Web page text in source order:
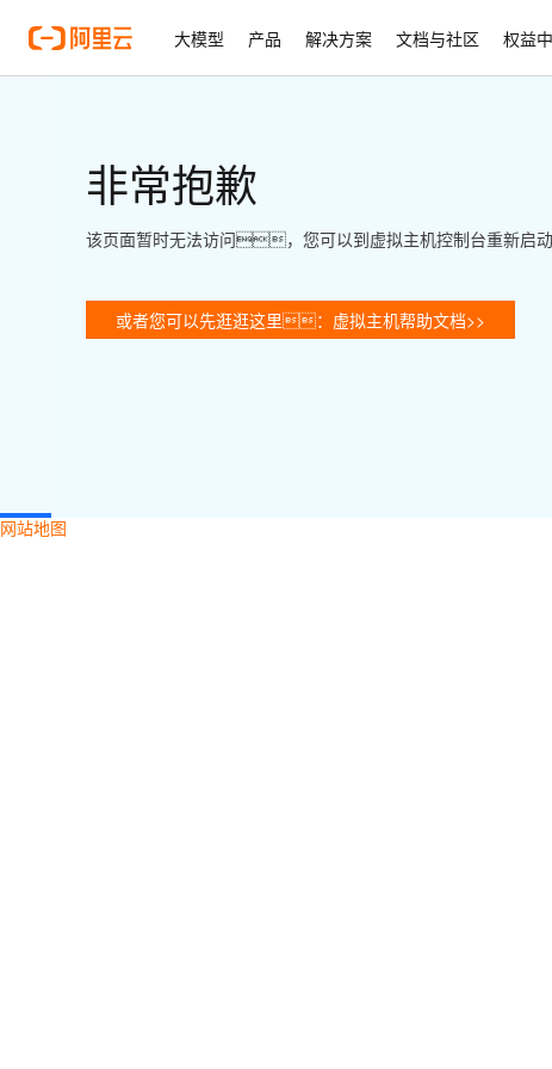
大模型 产品 解决方案 文档与社区 权益
非常抱歉
该页面暂时无法访问，您可以到虚拟主机控制台重新启
或者您可以先逛逛这里：虚拟主机帮助文档>>
网站地图